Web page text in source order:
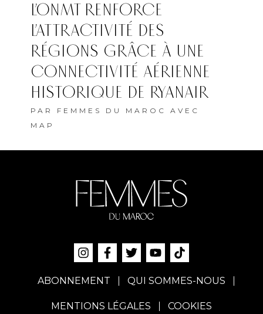
L’ONMT RENFORCE
L’ATTRACTIVITÉ DES
RÉGIONS GRÂCE À UNE
CONNECTIVITÉ AÉRIENNE
HISTORIQUE DE RYANAIR
PAR FEMMES DU MAROC AVEC
MAP
ABONNEMENT QUI SOMMES-NOUS
MENTIONS LÉGALES COOKIES